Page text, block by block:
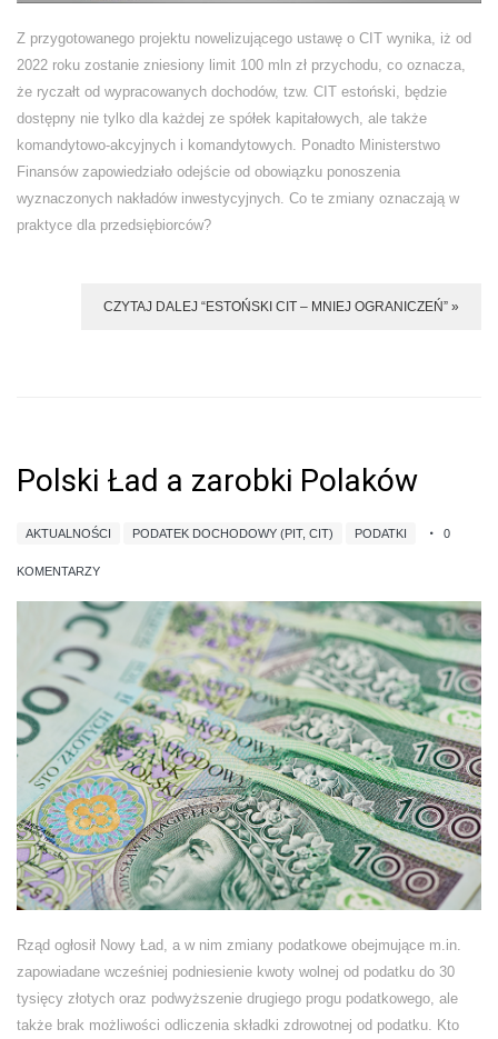
Z przygotowanego projektu nowelizującego ustawę o CIT wynika, iż od
2022 roku zostanie zniesiony limit 100 mln zł przychodu, co oznacza,
że ryczałt od wypracowanych dochodów, tzw. CIT estoński, będzie
dostępny nie tylko dla każdej ze spółek kapitałowych, ale także
komandytowo-akcyjnych i komandytowych. Ponadto Ministerstwo
Finansów zapowiedziało odejście od obowiązku ponoszenia
wyznaczonych nakładów inwestycyjnych. Co te zmiany oznaczają w
praktyce dla przedsiębiorców?
CZYTAJ DALEJ “ESTOŃSKI CIT – MNIEJ OGRANICZEŃ” »
Polski Ład a zarobki Polaków
AKTUALNOŚCI PODATEK DOCHODOWY (PIT, CIT) PODATKI 0
KOMENTARZY
Rząd ogłosił Nowy Ład, a w nim zmiany podatkowe obejmujące m.in.
zapowiadane wcześniej podniesienie kwoty wolnej od podatku do 30
tysięcy złotych oraz podwyższenie drugiego progu podatkowego, ale
także brak możliwości odliczenia składki zdrowotnej od podatku. Kto